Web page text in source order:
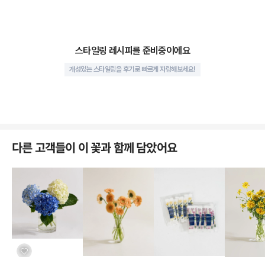
아모르젠 장미 10대/1단의 볼륨
다. 실제로 정원용으로 이용되었던 아름다운 색상을 가진 장미들을 절
화용으로 개량되었어요.
가든 로즈는 대부분 개화 전과 후의 컬러가 변화되기도 하며, 꽃잎이
화려하고 얼굴이 큰 편이라 웨딩용 부케로 많이 사용됩니다.
스타일링 레시피를 준비중이에요
개성있는 스타일링을 후기로 빠르게 자랑해보세요!
다른 고객들이 이 꽃과 함께 담았어요